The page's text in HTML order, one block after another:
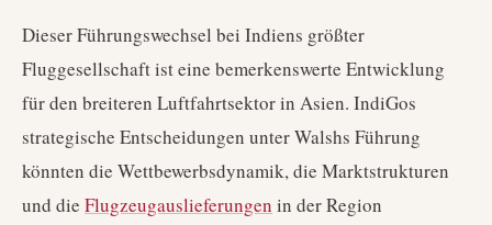
Dieser Führungswechsel bei Indiens größter
Fluggesellschaft ist eine bemerkenswerte Entwicklung
für den breiteren Luftfahrtsektor in Asien. IndiGos
strategische Entscheidungen unter Walshs Führung
könnten die Wettbewerbsdynamik, die Marktstrukturen
und die Flugzeugauslieferungen in der Region